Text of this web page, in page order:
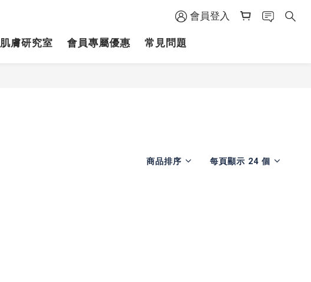
會員登入
肌膚研究室 會員專屬優惠 常見問題
商品排序 每頁顯示 24 個